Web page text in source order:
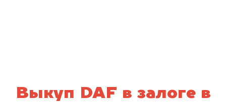
Выкуп DAF в залоге в